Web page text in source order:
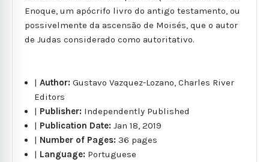
Enoque, um apócrifo livro do antigo testamento, ou
possivelmente da ascensão de Moisés, que o autor
de Judas considerado como autoritativo.
|Author:Gustavo Vazquez-Lozano, Charles River
Editors
| Publisher: Independently Published
| Publication Date:Jan 18, 2019
| Number of Pages: 36 pages
| Language: Portuguese